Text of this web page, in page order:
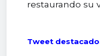
restaurando su
Tweet